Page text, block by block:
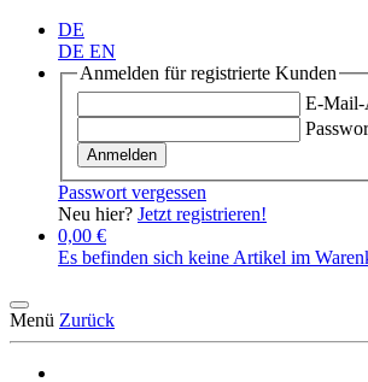
DE
DE EN
Anmelden für registrierte Kunden
E-Mail-
Anmelden
Passwort vergessen
Neu hier? Jetzt registrieren!
0,00 €
Es befinden sich keine Artikel im
Menü Zurück